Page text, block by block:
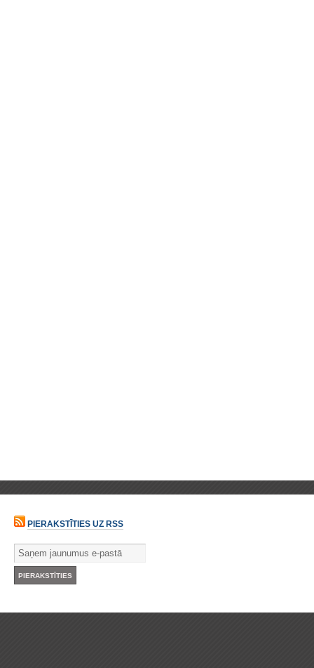
PIERAKSTĪTIES UZ RSS